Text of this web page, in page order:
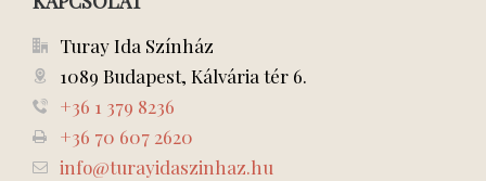
Turay Ida Színház
1089 Budapest, Kálvária tér 6.
+36 1 379 8236
+36 70 607 2620
info@turayidaszinhaz.hu